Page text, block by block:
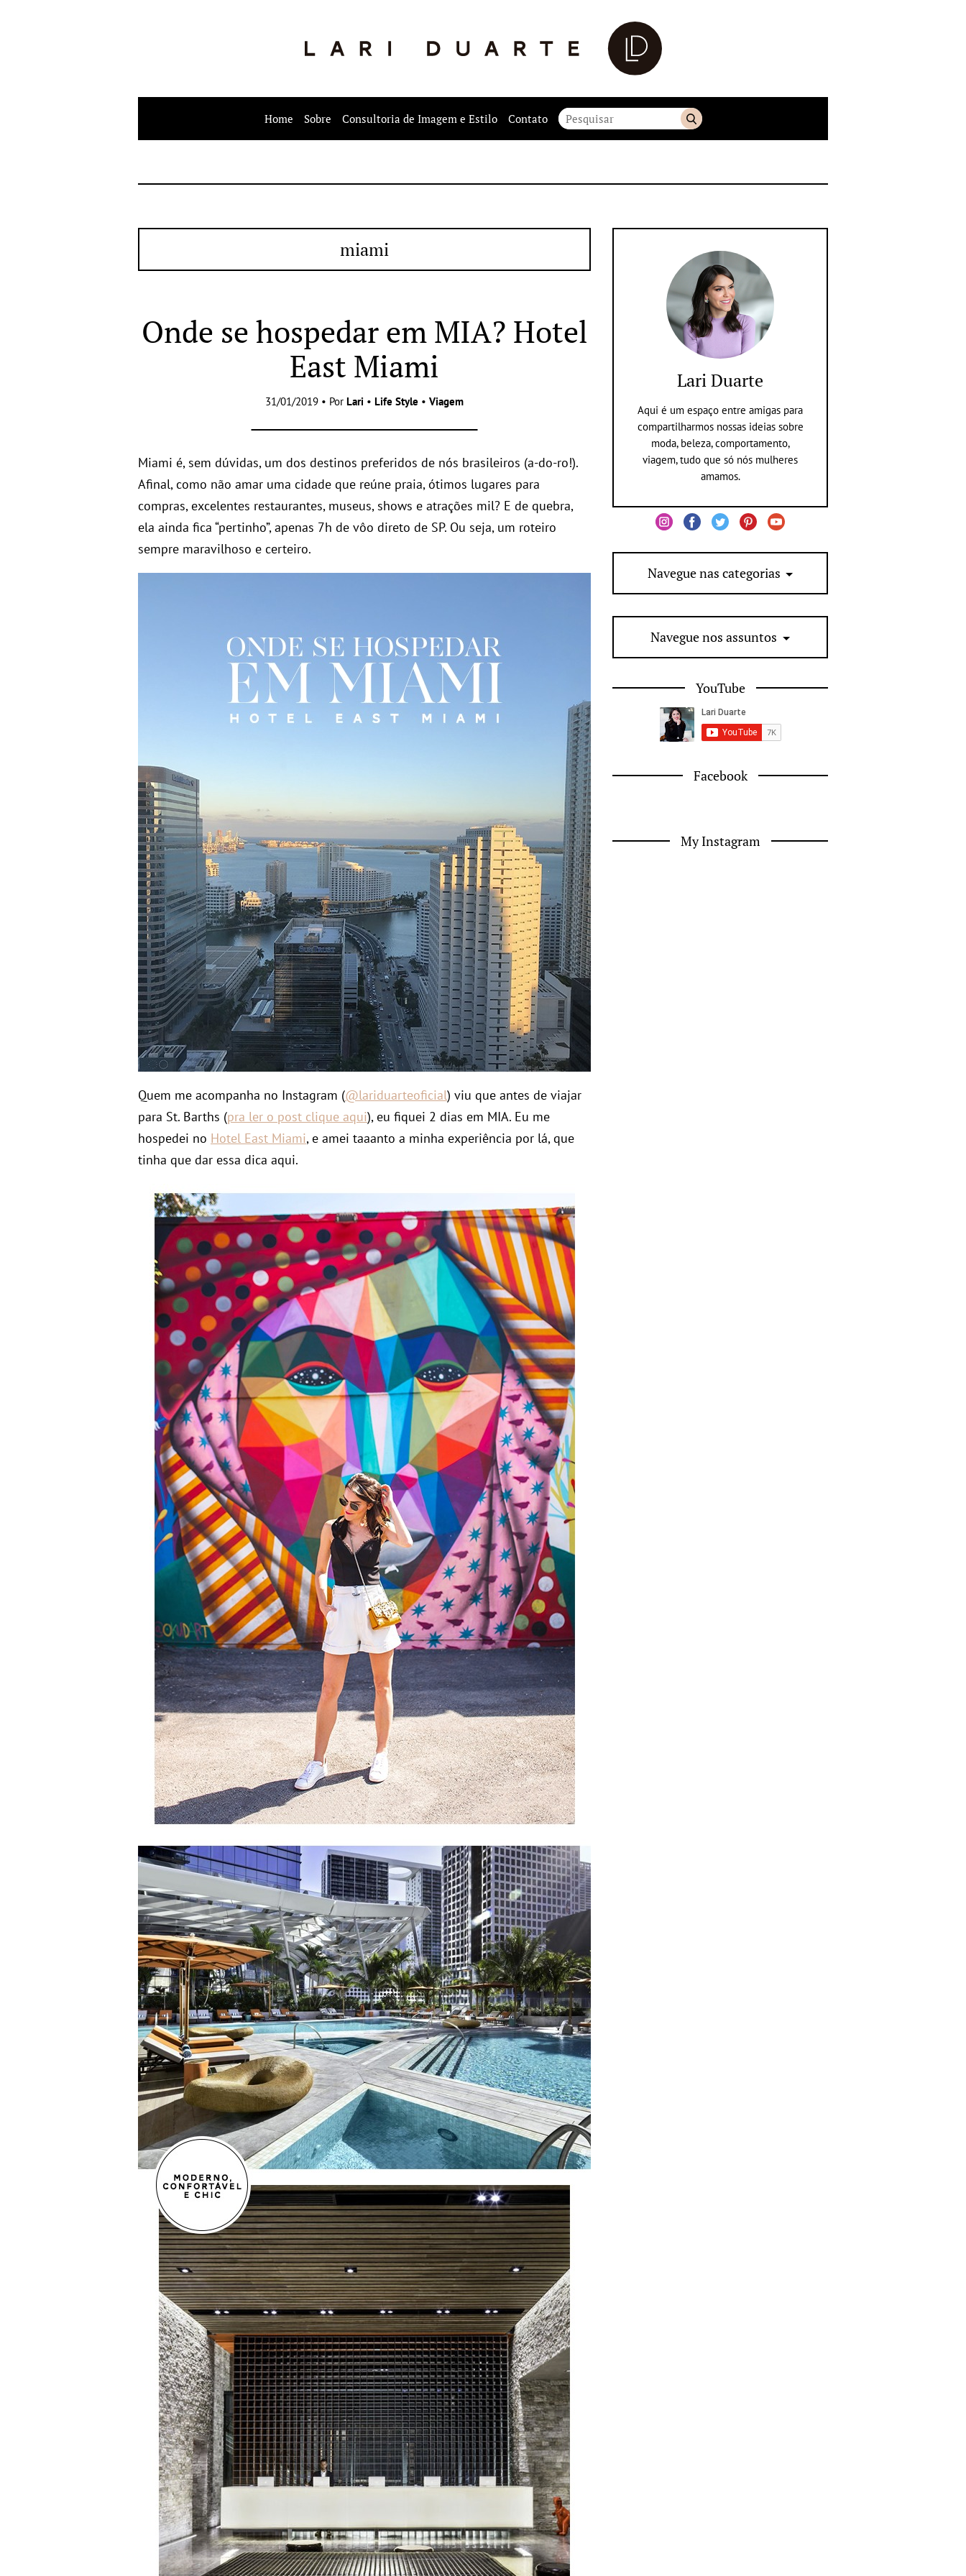
Home Sobre Consultoria de Imagem e Estilo Contato
miami
Onde se hospedar em MIA? Hotel
East Miami
31/01/2019 • Por Lari • Life Style • Viagem
Miami é, sem dúvidas, um dos destinos preferidos de nós brasileiros (a-do-ro!).
Afinal, como não amar uma cidade que reúne praia, ótimos lugares para
compras, excelentes restaurantes, museus, shows e atrações mil? E de quebra,
ela ainda fica “pertinho”, apenas 7h de vôo direto de SP. Ou seja, um roteiro
sempre maravilhoso e certeiro.
Quem me acompanha no Instagram (@lariduarteoficial) viu que antes de viajar
para St. Barths (pra ler o post clique aqui), eu fiquei 2 dias em MIA. Eu me
hospedei no Hotel East Miami, e amei taaanto a minha experiência por lá, que
tinha que dar essa dica aqui.
Lari Duarte
Aqui é um espaço entre amigas para
compartilharmos nossas ideias sobre
moda, beleza, comportamento,
viagem, tudo que só nós mulheres
amamos.
Navegue nas categorias
Navegue nos assuntos
YouTube
Facebook
My Instagram